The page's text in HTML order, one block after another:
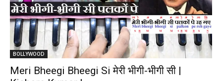
BOLLYWOOD
Meri Bheegi Bheegi Si मेरी भीगी-भीगी सी |